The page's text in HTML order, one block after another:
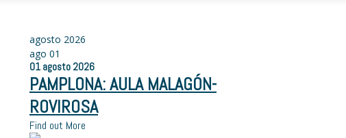
agosto 2026
ago 01
01 agosto 2026
PAMPLONA: AULA MALAGÓN-
ROVIROSA
Find out More